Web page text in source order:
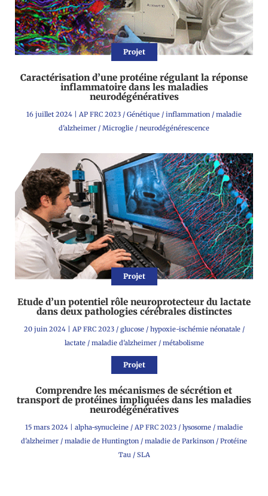
Projet
Caractérisation d’une protéine régulant la réponse
inflammatoire dans les maladies
neurodégénératives
16 juillet 2024 | AP FRC 2023 / Génétique / inflammation / maladie
d'alzheimer / Microglie / neurodégénérescence
Projet
Etude d’un potentiel rôle neuroprotecteur du lactate
dans deux pathologies cérébrales distinctes
20 juin 2024| AP FRC 2023/ glucose/ hypoxie-ischémie néonatale/
lactate/ maladie d'alzheimer/ métabolisme
Projet
Comprendre les mécanismes de sécrétion et
transport de protéines impliquées dans les maladies
neurodégénératives
15 mars 2024 | alpha-synucleine / AP FRC 2023 / lysosome / maladie
d'alzheimer / maladie de Huntington / maladie de Parkinson / Protéine
Tau / SLA